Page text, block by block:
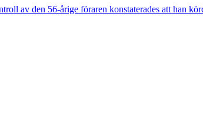
av den 56-årige föraren konstaterades att han